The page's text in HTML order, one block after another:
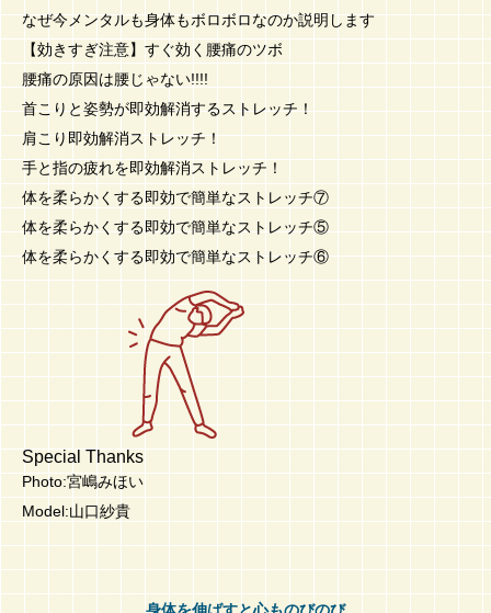
なぜ今メンタルも身体もボロボロなのか説明します
【効きすぎ注意】すぐ効く腰痛のツボ
腰痛の原因は腰じゃない!!!!
首こりと姿勢が即効解消するストレッチ！
肩こり即効解消ストレッチ！
手と指の疲れを即効解消ストレッチ！
体を柔らかくする即効で簡単なストレッチ⑦
体を柔らかくする即効で簡単なストレッチ⑤
体を柔らかくする即効で簡単なストレッチ⑥
Special Thanks
Photo:宮嶋みほい
Model:山口紗貴
身体を伸ばすと心ものびのび